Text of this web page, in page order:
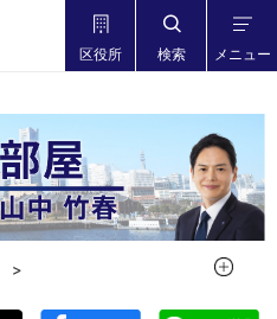
区役所 検索 メニュー
現在位